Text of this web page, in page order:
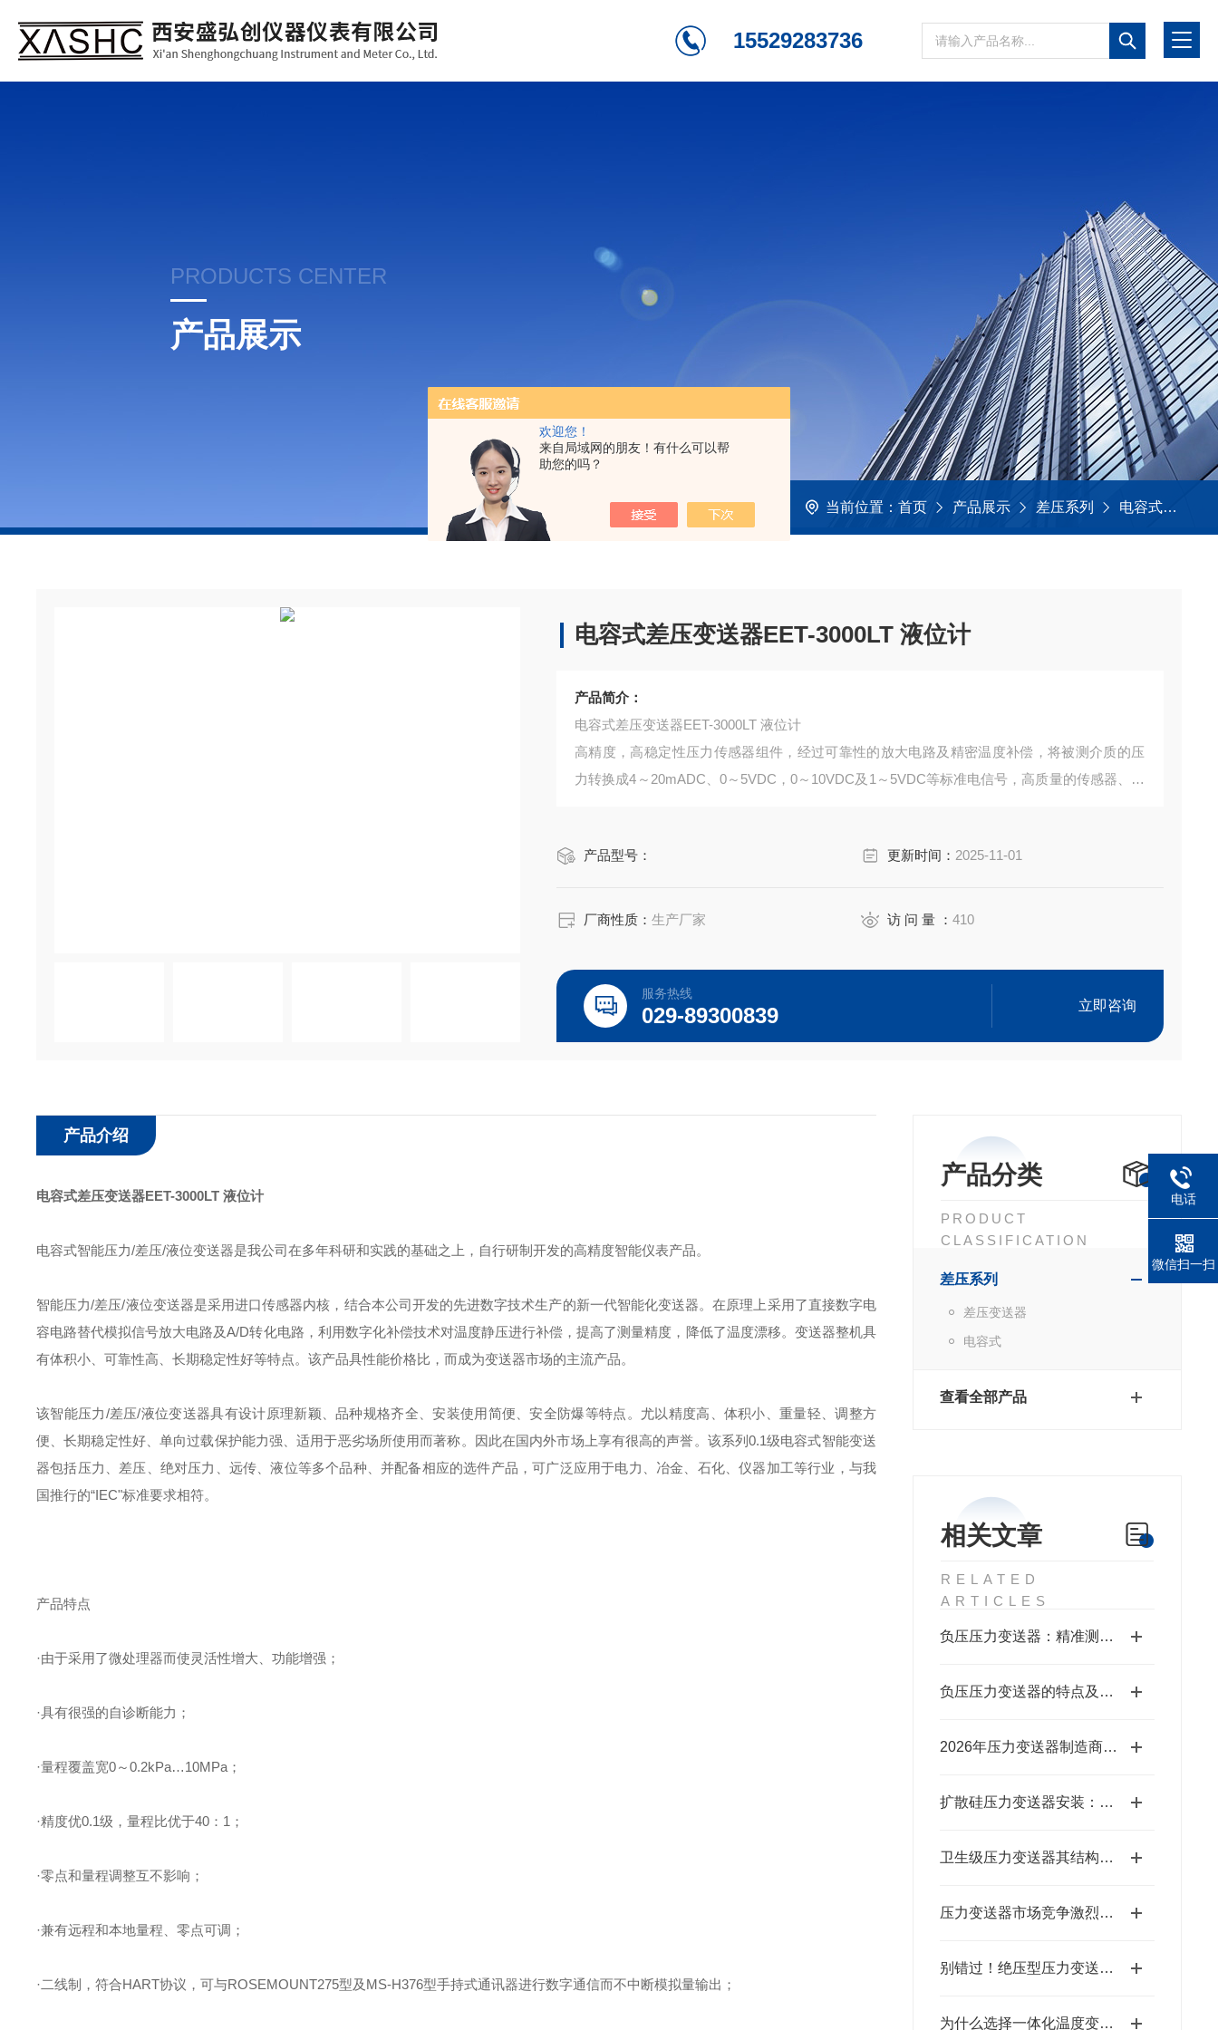
欢迎您！
来自局域网的朋友！有什么可以帮
助您的吗？
15529283736
PRODUCTS CENTER
产品展示
当前位置： 首页 产品展示 差压系列 电容式
电容式差压变送器EET-3000LT 液位计
产品简介：
电容式差压变送器EET-3000LT 液位计
高精度，高稳定性压力传感器组件，经过可靠性的放大电路及精密温度补偿，将被测介质的压
力转换成4～20mADC、0～5VDC，0～10VDC及1～5VDC等标准电信号，高质量的传感器、封
产品型号：
更新时间： 2025-11-01
厂商性质：生产厂家 访 问 量 ：410
服务热线
029-89300839 立即咨询
产品分类
PRODUCT
CLASSIFICATION
差压系列
差压变送器
电容式
查看全部产品
相关文章
RELATED
ARTICLES
负压压力变送器：精准测量，守护工业安全
负压压力变送器的特点及技术应用
2026年压力变送器制造商哪家强？答案即将揭晓！
扩散硅压力变送器安装：避开误区，一步到位的实操指南
卫生级压力变送器其结构主要包括以下部分
压力变送器市场竞争激烈，哪家销售厂家才是行业宠儿？
别错过！绝压型压力变送器的突出特点，解锁高精度测量的底层逻辑
为什么选择一体化温度变送器进行温度监测？
产品介绍
电容式差压变送器EET-3000LT 液位计
电容式智能压力/差压/液位变送器是我公司在多年科研和实践的基础之上，自行研制开发的高精度智能仪表产品。
智能压力/差压/液位变送器是采用进口传感器内核，结合本公司开发的先进数字技术生产的新一代智能化变送器。在原理上采用了直接数字电
容电路替代模拟信号放大电路及A/D转化电路，利用数字化补偿技术对温度静压进行补偿，提高了测量精度，降低了温度漂移。变送器整机具
有体积小、可靠性高、长期稳定性好等特点。该产品具性能价格比，而成为变送器市场的主流产品。
该智能压力/差压/液位变送器具有设计原理新颖、品种规格齐全、安装使用简便、安全防爆等特点。尤以精度高、体积小、重量轻、调整方
便、长期稳定性好、单向过载保护能力强、适用于恶劣场所使用而著称。因此在国内外市场上享有很高的声誉。该系列0.1级电容式智能变送
器包括压力、差压、绝对压力、远传、液位等多个品种、并配备相应的选件产品，可广泛应用于电力、冶金、石化、仪器加工等行业，与我
国推行的“IEC"标准要求相符。
产品特点
·由于采用了微处理器而使灵活性增大、功能增强；
·具有很强的自诊断能力；
·量程覆盖宽0～0.2kPa…10MPa；
·精度优0.1级，量程比优于40：1；
·零点和量程调整互不影响；
·兼有远程和本地量程、零点可调；
·二线制，符合HART协议，可与ROSEMOUNT275型及MS-H376型手持式通讯器进行数字通信而不中断模拟量输出；
电话
微信扫一扫